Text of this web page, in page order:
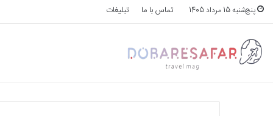
پنج‌شنبه 15 مرداد 1405 تماس با ما تبلیغات